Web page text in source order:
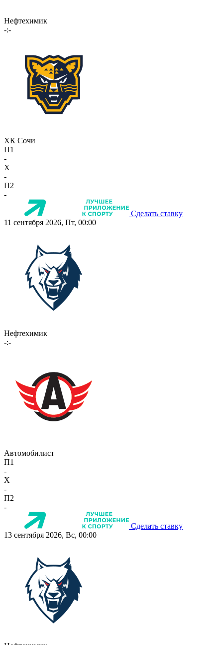
Нефтехимик
-:-
ХК Сочи
П1
-
X
-
П2
-
Сделать ставку
11 сентября 2026, Пт, 00:00
Нефтехимик
-:-
Автомобилист
П1
-
X
-
П2
-
Сделать ставку
13 сентября 2026, Вс, 00:00